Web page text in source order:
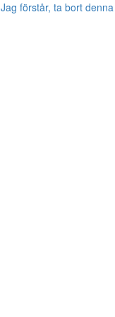
Jag förstår, ta bort